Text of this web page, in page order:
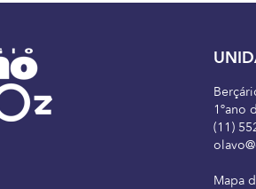
1ºano
(11)
Mapa